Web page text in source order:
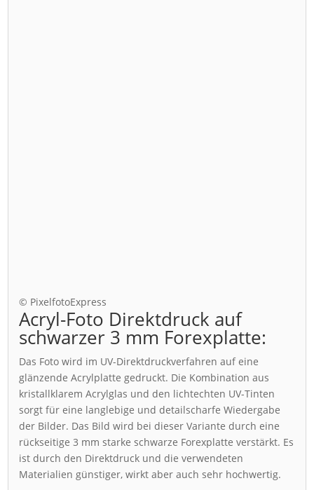
© PixelfotoExpress
Acryl-Foto Direktdruck auf
schwarzer 3 mm Forexplatte:
Das Foto wird im UV-Direktdruckverfahren auf eine
glänzende Acrylplatte gedruckt. Die Kombination aus
kristallklarem Acrylglas und den lichtechten UV-Tinten
sorgt für eine langlebige und detailscharfe Wiedergabe
der Bilder. Das Bild wird bei dieser Variante durch eine
rückseitige 3 mm starke schwarze Forexplatte verstärkt. Es
ist durch den Direktdruck und die verwendeten
Materialien günstiger, wirkt aber auch sehr hochwertig.